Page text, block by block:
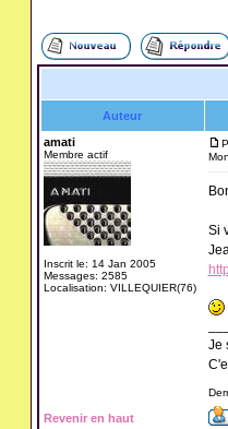
Auteur
amati
Membre actif
Inscrit le: 14 Jan 2005
Messages: 2585
Localisation: VILLEQUIER(76)
Si
Je
Revenir en haut